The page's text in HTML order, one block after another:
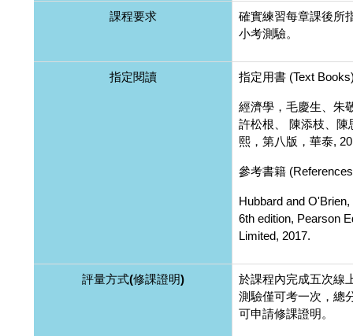
課程要求
確實練習每章課後所
小考測驗。
指定閱讀 指定用書 (Text
經濟學，毛慶生、朱
許松根、 陳添枝、陳
熙，第八版，華泰,
參考書籍
Hubbard and
6th edition, Pearson
Limited, 2017.
評量方式(修課證明)
於課程內完成五次線
測驗僅可考一次，總
可申請修課證明。